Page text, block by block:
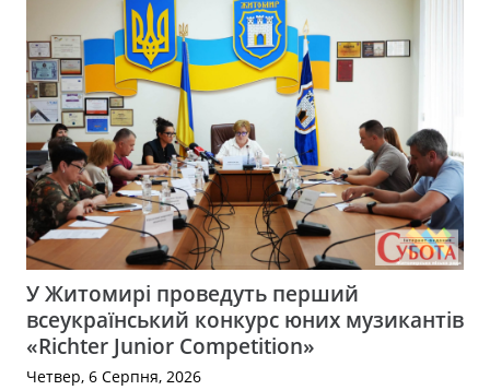
У Житомирі проведуть перший
всеукраїнський конкурс юних музикантів
«Richter Junior Competition»
Четвер, 6 Серпня, 2026